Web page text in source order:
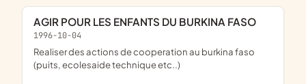
AGIR POUR LES ENFANTS DU BURKINA FASO
1996-10-04
Realiser des actions de cooperation au burkina faso
(puits, ecolesaide technique etc..)